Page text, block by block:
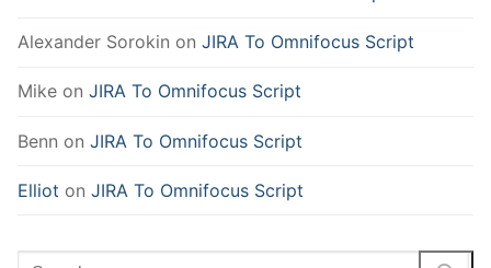
Alexander Sorokin on JIRA To Omnifocus Script
Mike on JIRA To Omnifocus Script
Benn on JIRA To Omnifocus Script
Elliot on JIRA To Omnifocus Script
Search